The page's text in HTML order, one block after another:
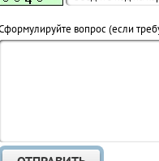
вопрос (если